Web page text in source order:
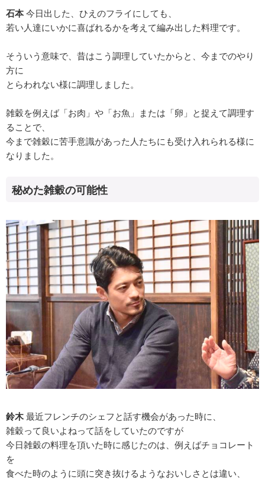
石本今日出した、ひえのフライにしても、
若い人達にいかに喜ばれるかを考えて編み出した料理です。
そういう意味で、昔はこう調理していたからと、今までのやり
方に
とらわれない様に調理しました。
雑穀を例えば「お肉」や「お魚」または「卵」と捉えて調理す
ることで、
今まで雑穀に苦手意識があった人たちにも受け入れられる様に
なりました。
秘めた雑穀の可能性
鈴木最近フレンチのシェフと話す機会があった時に、
雑穀って良いよねって話をしていたのですが
今日雑穀の料理を頂いた時に感じたのは、例えばチョコレート
を
食べた時のように頭に突き抜けるようなおいしさとは違い、